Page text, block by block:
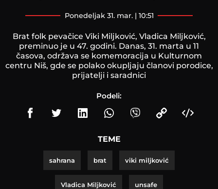
ponedeljak 31. mar. | 10:51
Brat folk pevačice Viki Miljković, Vladica Miljković,
preminuo je u 47. godini. Danas, 31. marta u 11
časova, održava se komemoracija u Kulturnom
centru Niš, gde se polako okupljaju članovi porodice,
prijatelji i saradnici
Podeli:
TEME
sahrana brat viki miljković
Vladica Miljković unsafe